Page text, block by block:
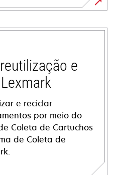
e
e reciclar
por meio do
Coleta de Cartuchos
de Coleta de